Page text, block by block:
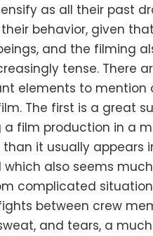
as all their past
behavior, given
and the filming
tense. There
elements to mention
The first is a great
a film production in a
it usually appears
also seems
complicated
between crew
and tears, a